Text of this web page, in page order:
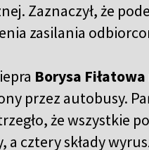
Zaznaczył, że
zasilania
Borysa Fiłatowa
przez autobusy.
że wszystkie
a cztery składy